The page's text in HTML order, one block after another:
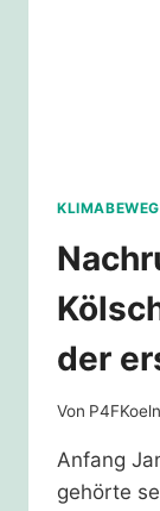
der
Von P4FKoeln
Anfang
gehörte